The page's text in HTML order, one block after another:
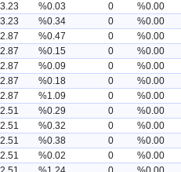
%0.03 0 %0.00
%0.34 0 %0.00
%0.47 0 %0.00
%0.15 0 %0.00
%0.09 0 %0.00
%0.18 0 %0.00
%1.09 0 %0.00
%0.29 0 %0.00
%0.32 0 %0.00
%0.38 0 %0.00
%0.02 0 %0.00